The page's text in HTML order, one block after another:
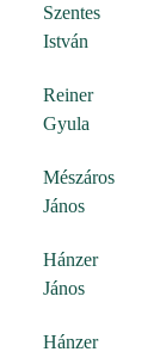
Szentes
István
Reiner
Gyula
Mészáros
János
Hánzer
János
Hánzer